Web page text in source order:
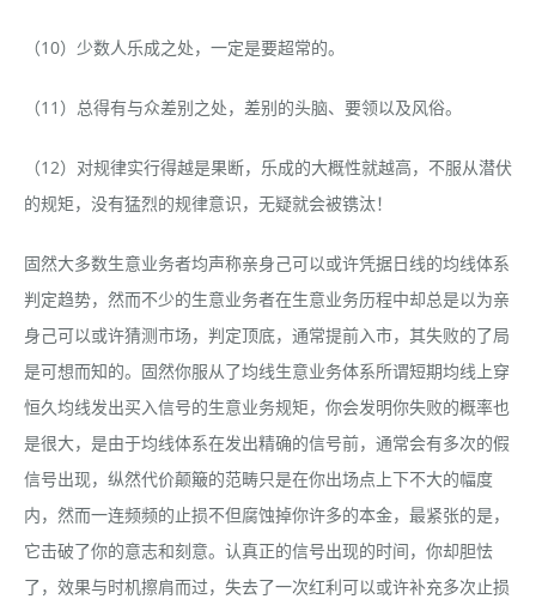
（10）少数人乐成之处，一定是要超常的。
（11）总得有与众差别之处，差别的头脑、要领以及风俗。
（12）对规律实行得越是果断，乐成的大概性就越高，不服从潜伏
的规矩，没有猛烈的规律意识，无疑就会被镌汰！
固然大多数生意业务者均声称亲身己可以或许凭据日线的均线体系
判定趋势，然而不少的生意业务者在生意业务历程中却总是以为亲
身己可以或许猜测市场，判定顶底，通常提前入市，其失败的了局
是可想而知的。固然你服从了均线生意业务体系所谓短期均线上穿
恒久均线发出买入信号的生意业务规矩，你会发明你失败的概率也
是很大，是由于均线体系在发出精确的信号前，通常会有多次的假
信号出现，纵然代价颠簸的范畴只是在你出场点上下不大的幅度
内，然而一连频频的止损不但腐蚀掉你许多的本金，最紧张的是，
它击破了你的意志和刻意。认真正的信号出现的时间，你却胆怯
了，效果与时机擦肩而过，失去了一次红利可以或许补充多次止损